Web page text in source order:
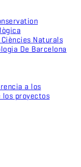
Naturals
De Barcelona
a los
los proyectos